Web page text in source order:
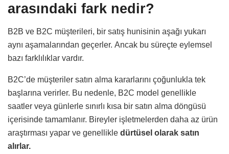
arasındaki fark nedir?
B2B ve B2C müşterileri, bir satış hunisinin aşağı yukarı
aynı aşamalarından geçerler. Ancak bu süreçte eylemsel
bazı farklılıklar vardır.
B2C’de müşteriler satın alma kararlarını çoğunlukla tek
başlarına verirler. Bu nedenle, B2C model genellikle
saatler veya günlerle sınırlı kısa bir satın alma döngüsü
içerisinde tamamlanır. Bireyler işletmelerden daha az ürün
araştırması yapar ve genellikle dürtüsel olarak satın
alırlar.